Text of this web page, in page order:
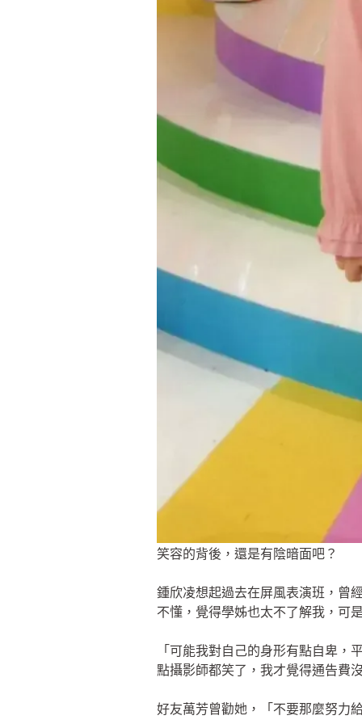
笑容的背後，還是有陰暗面吧？
鍾欣凌想起過去在屏風表演班，曾
不懂，覺得學姊也太不了解我，可
「可能我對自己的身形有點自卑
點攝影師都笑了，我才覺得通告費
好友萬芳曾勸她，「不要那麼努力